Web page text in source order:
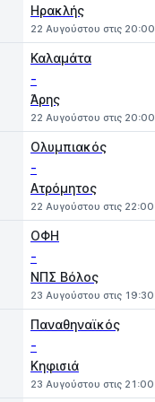
Ηρακλής
22 Αυγούστου στις 20:00
Καλαμάτα
-
Άρης
22 Αυγούστου στις 20:00
Ολυμπιακός
-
Ατρόμητος
22 Αυγούστου στις 22:00
ΟΦΗ
-
ΝΠΣ Βόλος
23 Αυγούστου στις 19:30
Παναθηναϊκός
-
Κηφισιά
23 Αυγούστου στις 21:00